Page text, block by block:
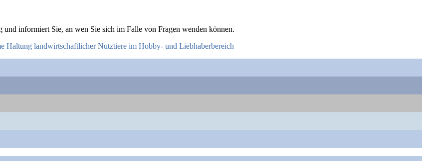
informiert Sie, an wen Sie sich im Falle von Fragen wenden können.